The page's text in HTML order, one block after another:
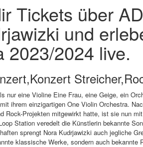
Tickets über
und
2023/2024 live.
nur eine Violine Eine Frau, eine Geige, ein
ihrem einzigartigen One Violin Orchestra.
Rock-Projekten mitgewirkt hatte, ist sie nun
Station veredelt die Künstlerin bekannte
sprengt Nora Kudrjawizki auch jegliche
klassische Werke, sondern auch bekannte